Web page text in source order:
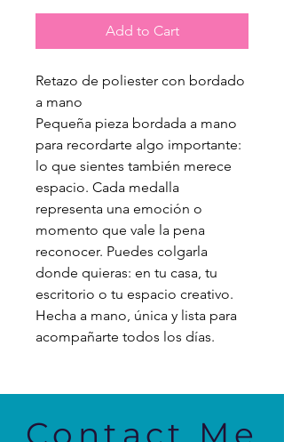
Add to Cart
Retazo de poliester con bordado
a mano
Pequeña pieza bordada a mano
para recordarte algo importante:
lo que sientes también merece
espacio. Cada medalla
representa una emoción o
momento que vale la pena
reconocer. Puedes colgarla
donde quieras: en tu casa, tu
escritorio o tu espacio creativo.
Hecha a mano, única y lista para
acompañarte todos los días.
Contact Me